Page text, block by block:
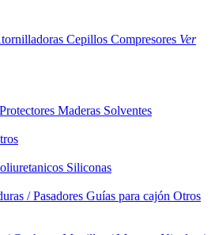
Cepillos Compresores Ver
Protectores Maderas Solventes
Siliconas
/ Pasadores Guías para cajón Otros